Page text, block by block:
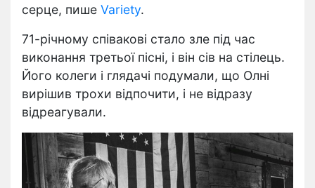
серце, пише Variety.
71-річному співакові стало зле під час
виконання третьої пісні, і він сів на стілець.
Його колеги і глядачі подумали, що Олні
вирішив трохи відпочити, і не відразу
відреагували.